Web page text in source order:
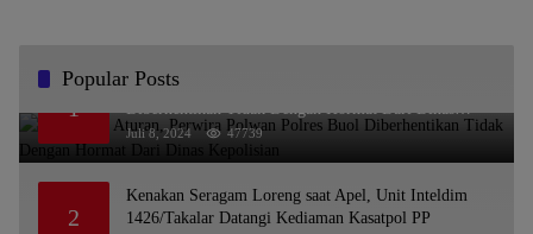
Popular Posts
1
Melanggar Aturan, Perwira Polwan Polres Buol
Diberhentikan Tidak Dengan Hormat Dari Dinas
Kepolisian
Juli 8, 2024 47739
2
Kenakan Seragam Loreng saat Apel, Unit Inteldim
1426/Takalar Datangi Kediaman Kasatpol PP